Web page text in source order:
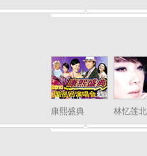
康熙盛典 林忆莲